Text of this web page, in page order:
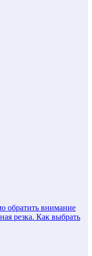
обратить внимание
резка. Как выбрать